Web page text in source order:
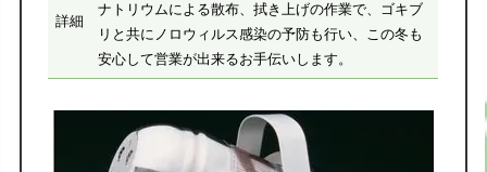
詳細
ナトリウムによる散布、拭き上げの作業で、ゴキブ
リと共にノロウィルス感染の予防も行い、この冬も
安心して営業が出来るお手伝いします。